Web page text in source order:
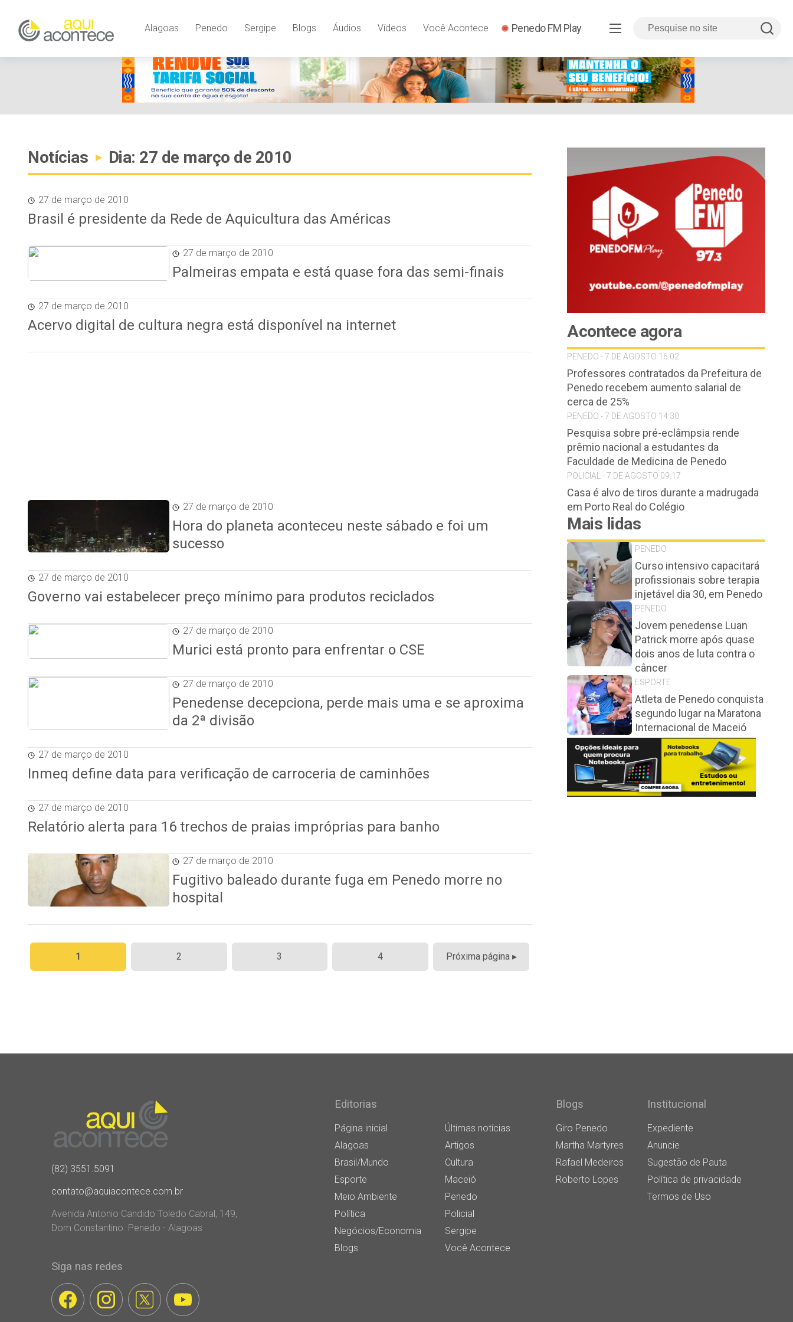
Alagoas Penedo Sergipe Blogs Áudios Vídeos Você Acontece Penedo FM Play
Notícias ▸ Dia: 27 de março de 2010
27 de março de 2010
Brasil é presidente da Rede de Aquicultura das Américas
27 de março de 2010
Palmeiras empata e está quase fora das semi-finais
27 de março de 2010
Acervo digital de cultura negra está disponível na internet
27 de março de 2010
Hora do planeta aconteceu neste sábado e foi um
sucesso
27 de março de 2010
Governo vai estabelecer preço mínimo para produtos reciclados
27 de março de 2010
Murici está pronto para enfrentar o CSE
27 de março de 2010
Penedense decepciona, perde mais uma e se aproxima
da 2ª divisão
27 de março de 2010
Inmeq define data para verificação de carroceria de caminhões
27 de março de 2010
Relatório alerta para 16 trechos de praias impróprias para banho
27 de março de 2010
Fugitivo baleado durante fuga em Penedo morre no
hospital
Paginação
de
1 2 3 4 Próxima página ▸
Acontece agora
PENEDO - 7 DE AGOSTO 16:02
Professores contratados da Prefeitura de
Penedo recebem aumento salarial de
cerca de 25%
PENEDO - 7 DE AGOSTO 14:30
Pesquisa sobre pré-eclâmpsia rende
prêmio nacional a estudantes da
Faculdade de Medicina de Penedo
POLICIAL - 7 DE AGOSTO 09:17
Casa é alvo de tiros durante a madrugada
em Porto Real do Colégio
Mais lidas
PENEDO
Curso intensivo capacitará
profissionais sobre terapia
injetável dia 30, em Penedo
PENEDO
Jovem penedense Luan
Patrick morre após quase
dois anos de luta contra o
câncer
ESPORTE
Atleta de Penedo conquista
segundo lugar na Maratona
Internacional de Maceió
(82) 3551.5091
contato@aquiacontece.com.br
Avenida Antonio Candido Toledo Cabral, 149,
Dom Constantino. Penedo - Alagoas
Siga nas redes
Editorias
Página inicial
Últimas notícias
Alagoas
Artigos
Brasil/Mundo
Cultura
Esporte
Maceió
Meio Ambiente
Penedo
Política
Policial
Negócios/Economia
Sergipe
Blogs
Você Acontece
Blogs
Giro Penedo
Martha Martyres
Rafael Medeiros
Roberto Lopes
Institucional
Expediente
Anuncie
Sugestão de Pauta
Política de privacidade
Termos de Uso